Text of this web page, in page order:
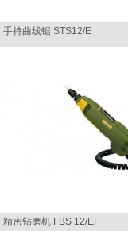
手持曲线锯 STS12/E
精密钻磨机 FBS 12/EF